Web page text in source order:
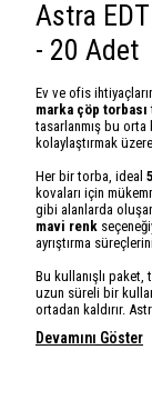
Astra
- 20 Adet
Ev ve ofis
marka çöp torbası
tasarlanmış bu
kolaylaştırmak
Her bir torba, ideal
kovaları için
gibi alanlarda oluşan
mavi renk
ayrıştırma
Bu kullanışlı paket,
uzun süreli bir
ortadan kaldırır.
Devamını Göster